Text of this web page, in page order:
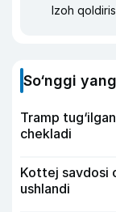
Izoh
So‘nggi
Tramp
chekladi
Kottej savdosi
ushlandi